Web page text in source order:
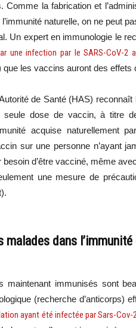
la fabrication et
naturelle, on ne peut
Un expert en immunologie le
une infection par le SARS-CoV-2
les vaccins auront des effets
de Santé (HAS)
seule dose de vaccin, à
acquise naturellement
sur une personne n’ayant
d’être vacciné, même
une mesure de
malades dans
maintenant immunisés sont
(recherche d’anticorps)
ayant été infectée par Sars-Cov-